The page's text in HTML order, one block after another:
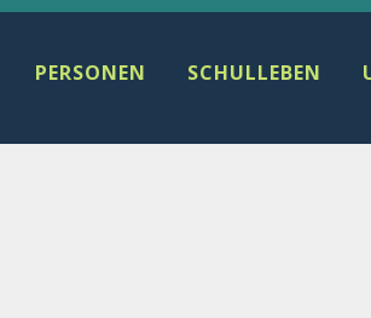
PERSONEN SCHULLEBEN